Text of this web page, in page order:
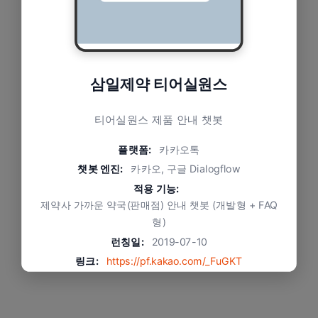
삼일제약 티어실원스
티어실원스 제품 안내 챗봇
플랫폼: 카카오톡
챗봇 엔진: 카카오, 구글 Dialogflow
적용 기능:
제약사 가까운 약국(판매점) 안내 챗봇 (개발형 + FAQ
형)
런칭일:
2019-07-10
링크:
https://pf.kakao.com/_FuGKT